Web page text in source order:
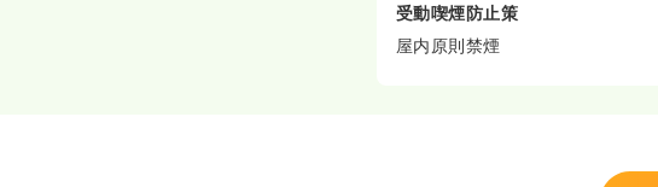
受動喫煙防止策
屋内原則禁煙